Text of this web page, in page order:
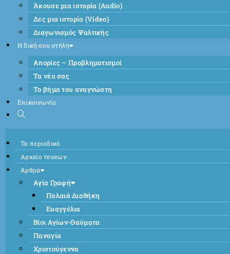
Άκουσε μια ιστορία (Audio)
Δες μια ιστορία (Video)
Διαγωνισμός Ψαλτικής
Η δική σου στήλη
Απορίες – Προβληματισμοί
Τα νέα σας
Το βήμα του αναγνώστη
Επικοινωνία
Το περιοδικό
Αρχείο τευχών
Άρθρα
Αγία Γραφή
Παλαιά Διαθήκη
Ευαγγέλια
Βίοι Αγίων-Θαύματα
Παναγία
Χριστούγεννα